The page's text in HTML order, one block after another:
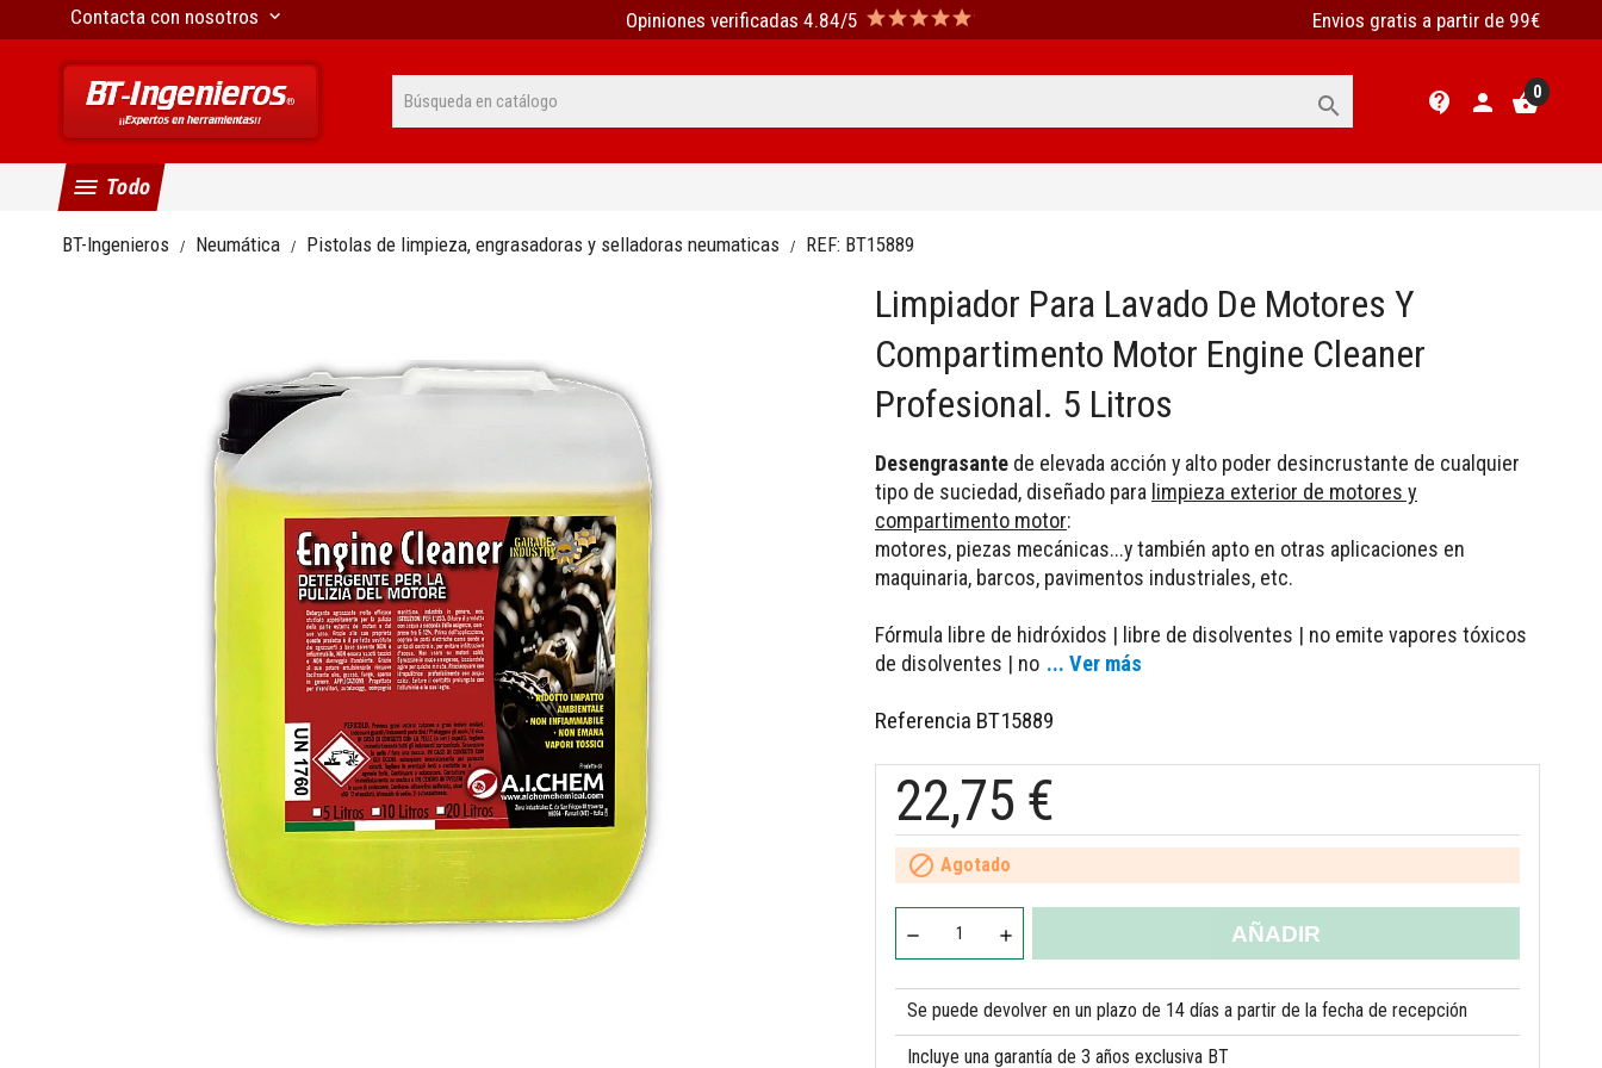
Contacta con nosotros keyboard_arrow_down Opiniones verificadas 4.84/5 Envios gratis a partir de 99€
 contact_support person shopping_basket0
menu Todo
BT-Ingenieros Neumática Pistolas de limpieza, engrasadoras y selladoras neumaticas REF: BT15889
Limpiador Para Lavado De Motores Y
Compartimento Motor Engine Cleaner
Profesional. 5 Litros
Desengrasante de elevada acción y alto poder desincrustante de cualquier
tipo de suciedad, diseñado para limpieza exterior de motores y
compartimento motor:
motores, piezas mecánicas...y también apto en otras aplicaciones en
maquinaria, barcos, pavimentos industriales, etc.
Fórmula libre de hidróxidos | libre de disolventes | no emite vapores tóxicos
de disolventes | no ... Ver más
Referencia BT15889
22,75 €
 Agotado
AÑADIR
Se puede devolver en un plazo de 14 días a partir de la fecha de recepción
Incluye una garantía de 3 años exclusiva BT